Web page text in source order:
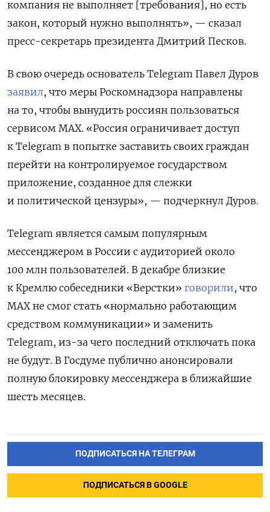
компания не выполняет [требования], но есть
закон, который нужно выполнять», — сказал
пресс-секретарь президента Дмитрий Песков.
В свою очередь основатель Telegram Павел Дуров
заявил, что меры Роскомнадзора направлены
на то, чтобы вынудить россиян пользоваться
сервисом MAX. «Россия ограничивает доступ
к Telegram в попытке заставить своих граждан
перейти на контролируемое государством
приложение, созданное для слежки
и политической цензуры», — подчеркнул Дуров.
Telegram является самым популярным
мессенджером в России с аудиторией около
100 млн пользователей. В декабре близкие
к Кремлю собеседники «Верстки» говорили, что
MAX не смог стать «нормально работающим
средством коммуникации» и заменить
Telegram, из-за чего последний отключать пока
не будут. В Госдуме публично анонсировали
полную блокировку мессенджера в ближайшие
шесть месяцев.
ПОДПИСАТЬСЯ НА ТЕЛЕГРАМ
ПОДПИСАТЬСЯ В GOOGLE